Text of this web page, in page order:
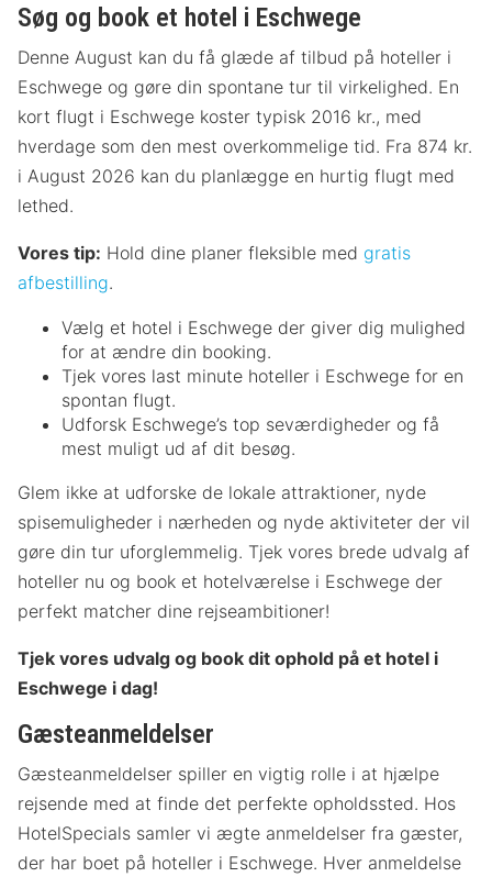
Søg og book et hotel i Eschwege
Denne August kan du få glæde af tilbud på hoteller i
Eschwege og gøre din spontane tur til virkelighed. En
kort flugt i Eschwege koster typisk 2016 kr., med
hverdage som den mest overkommelige tid. Fra 874 kr.
i August 2026 kan du planlægge en hurtig flugt med
lethed.
Vores tip: Hold dine planer fleksible med gratis
afbestilling.
Vælg et hotel i Eschwege der giver dig mulighed
for at ændre din booking.
Tjek vores last minute hoteller i Eschwege for en
spontan flugt.
Udforsk Eschwege’s top seværdigheder og få
mest muligt ud af dit besøg.
Glem ikke at udforske de lokale attraktioner, nyde
spisemuligheder i nærheden og nyde aktiviteter der vil
gøre din tur uforglemmelig. Tjek vores brede udvalg af
hoteller nu og book et hotelværelse i Eschwege der
perfekt matcher dine rejseambitioner!
Tjek vores udvalg og book dit ophold på et hotel i
Eschwege i dag!
Gæsteanmeldelser
Gæsteanmeldelser spiller en vigtig rolle i at hjælpe
rejsende med at finde det perfekte opholdssted. Hos
HotelSpecials samler vi ægte anmeldelser fra gæster,
der har boet på hoteller i Eschwege. Hver anmeldelse